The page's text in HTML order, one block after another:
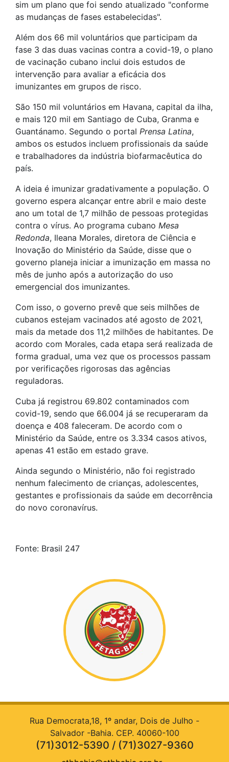
sim um plano que foi sendo atualizado "conforme
as mudanças de fases estabelecidas".
Além dos 66 mil voluntários que participam da
fase 3 das duas vacinas contra a covid-19, o plano
de vacinação cubano inclui dois estudos de
intervenção para avaliar a eficácia dos
imunizantes em grupos de risco.
São 150 mil voluntários em Havana, capital da ilha,
e mais 120 mil em Santiago de Cuba, Granma e
Guantánamo. Segundo o portal Prensa Latina,
ambos os estudos incluem profissionais da saúde
e trabalhadores da indústria biofarmacêutica do
país.
A ideia é imunizar gradativamente a população. O
governo espera alcançar entre abril e maio deste
ano um total de 1,7 milhão de pessoas protegidas
contra o vírus. Ao programa cubano Mesa
Redonda, Ileana Morales, diretora de Ciência e
Inovação do Ministério da Saúde, disse que o
governo planeja iniciar a imunização em massa no
mês de junho após a autorização do uso
emergencial dos imunizantes.
Com isso, o governo prevê que seis milhões de
cubanos estejam vacinados até agosto de 2021,
mais da metade dos 11,2 milhões de habitantes. De
acordo com Morales, cada etapa será realizada de
forma gradual, uma vez que os processos passam
por verificações rigorosas das agências
reguladoras.
Cuba já registrou 69.802 contaminados com
covid-19, sendo que 66.004 já se recuperaram da
doença e 408 faleceram. De acordo com o
Ministério da Saúde, entre os 3.334 casos ativos,
apenas 41 estão em estado grave.
Ainda segundo o Ministério, não foi registrado
nenhum falecimento de crianças, adolescentes,
gestantes e profissionais da saúde em decorrência
do novo coronavírus.
Fonte: Brasil 247
Rua Democrata,18, 1º andar, Dois de Julho -
Salvador -Bahia. CEP. 40060-100
(71)3012-5390 / (71)3027-9360